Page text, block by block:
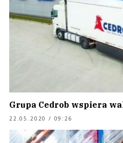
Grupa Cedrob wspiera
22.05.2020 / 09:26